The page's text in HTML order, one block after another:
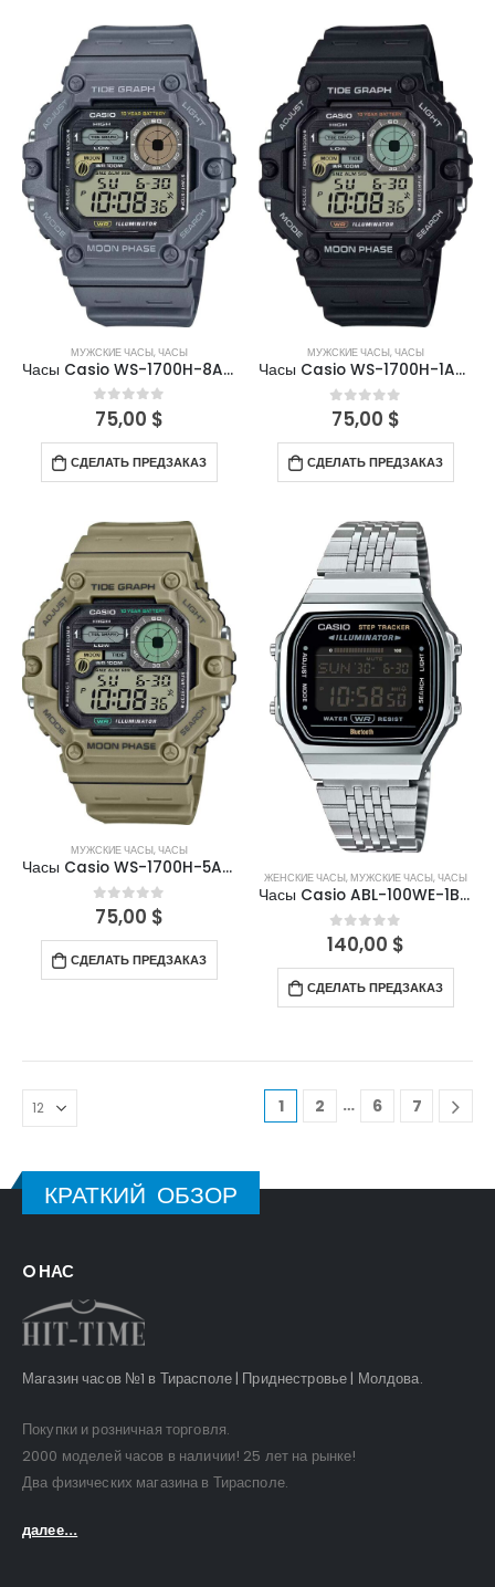
МУЖСКИЕ ЧАСЫ,ЧАСЫ
Часы Casio WS-1700H-8AVDF
0out of 5
75,00 $
СДЕЛАТЬ ПРЕДЗАКАЗ
МУЖСКИЕ ЧАСЫ,ЧАСЫ
Часы Casio WS-1700H-1AVDF
0out of 5
75,00 $
СДЕЛАТЬ ПРЕДЗАКАЗ
МУЖСКИЕ ЧАСЫ,ЧАСЫ
Часы Casio WS-1700H-5AVDF
0out of 5
75,00 $
СДЕЛАТЬ ПРЕДЗАКАЗ
ЖЕНСКИЕ ЧАСЫ,МУЖСКИЕ ЧАСЫ,ЧАСЫ
Часы Casio ABL-100WE-1BEF
0out of 5
140,00 $
СДЕЛАТЬ ПРЕДЗАКАЗ
1 2 … 6 7
КРАТКИЙ ОБЗОР
O НАС
Магазин часов №1 в Тирасполе | Приднестровье | Молдова.
Покупки и розничная торговля.
2000 моделей часов в наличии! 25 лет на рынке!
Два физических магазина в Тирасполе.
далее...